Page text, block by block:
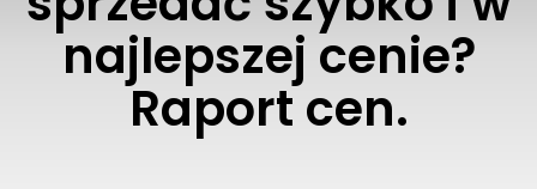
najlepszej cenie?
Raport cen.